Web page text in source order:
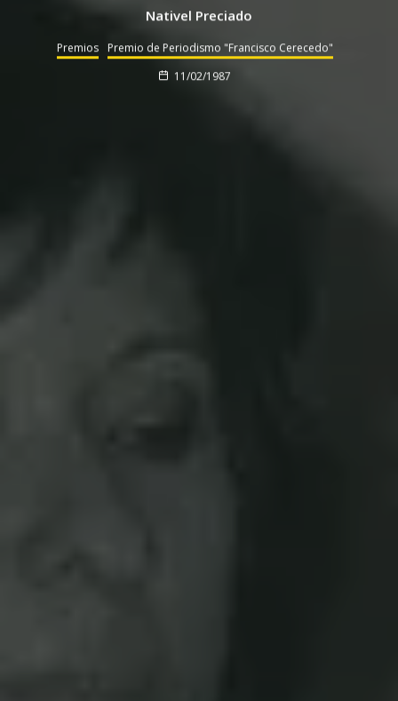
Nativel Preciado
Premios
Premio de Periodismo "Francisco Cerecedo"
11/02/1987